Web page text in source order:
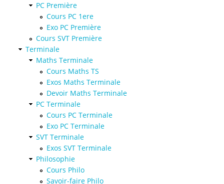
PC Première
Cours PC 1ere
Exo PC Première
Cours SVT Première
Terminale
Maths Terminale
Cours Maths TS
Exos Maths Terminale
Devoir Maths Terminale
PC Terminale
Cours PC Terminale
Exo PC Terminale
SVT Terminale
Exos SVT Terminale
Philosophie
Cours Philo
Savoir-faire Philo